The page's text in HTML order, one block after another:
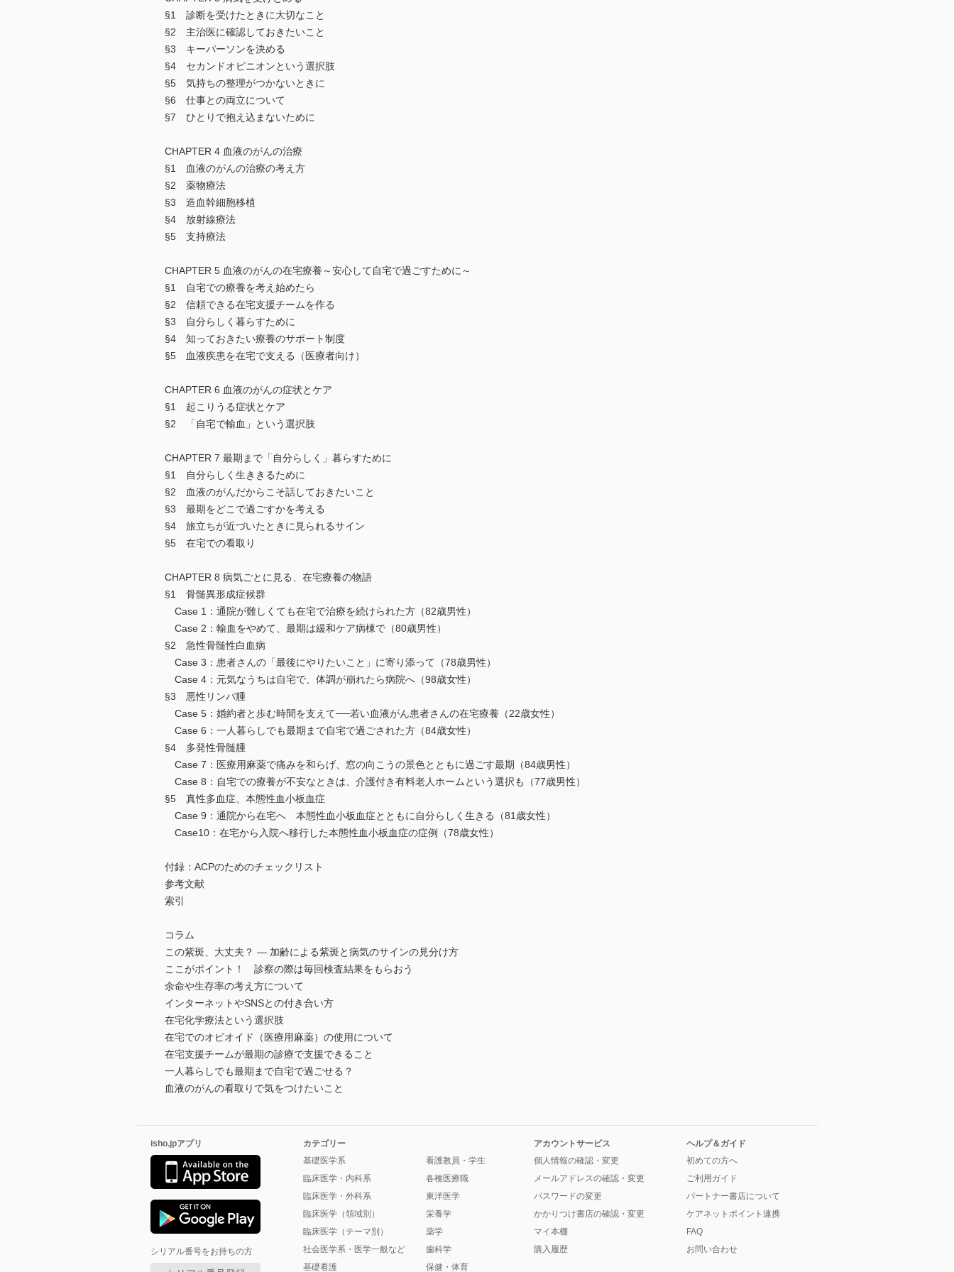
§1 診断を受けたときに大切なこと
§2 主治医に確認しておきたいこと
§3 キーパーソンを決める
§4 セカンドオピニオンという選択肢
§5 気持ちの整理がつかないときに
§6 仕事との両立について
§7 ひとりで抱え込まないために
CHAPTER 4 血液のがんの治療
§1 血液のがんの治療の考え方
§2 薬物療法
§3 造血幹細胞移植
§4 放射線療法
§5 支持療法
CHAPTER 5 血液のがんの在宅療養～安心して自宅で過ごすために～
§1 自宅での療養を考え始めたら
§2 信頼できる在宅支援チームを作る
§3 自分らしく暮らすために
§4 知っておきたい療養のサポート制度
§5 血液疾患を在宅で支える（医療者向け）
CHAPTER 6 血液のがんの症状とケア
§1 起こりうる症状とケア
§2 「自宅で輸血」という選択肢
CHAPTER 7 最期まで「自分らしく」暮らすために
§1 自分らしく生ききるために
§2 血液のがんだからこそ話しておきたいこと
§3 最期をどこで過ごすかを考える
§4 旅立ちが近づいたときに見られるサイン
§5 在宅での看取り
CHAPTER 8 病気ごとに見る、在宅療養の物語
§1 骨髄異形成症候群
Case 1：通院が難しくても在宅で治療を続けられた方（82歳男性）
Case 2：輸血をやめて、最期は緩和ケア病棟で（80歳男性）
§2 急性骨髄性白血病
Case 3：患者さんの「最後にやりたいこと」に寄り添って（78歳男性）
Case 4：元気なうちは自宅で、体調が崩れたら病院へ（98歳女性）
§3 悪性リンパ腫
Case 5：婚約者と歩む時間を支えて──若い血液がん患者さんの在宅療養（22歳女性）
Case 6：一人暮らしでも最期まで自宅で過ごされた方（84歳女性）
§4 多発性骨髄腫
Case 7：医療用麻薬で痛みを和らげ、窓の向こうの景色とともに過ごす最期（84歳男性）
Case 8：自宅での療養が不安なときは、介護付き有料老人ホームという選択も（77歳男性）
§5 真性多血症、本態性血小板血症
Case 9：通院から在宅へ 本態性血小板血症とともに自分らしく生きる（81歳女性）
Case10：在宅から入院へ移行した本態性血小板血症の症例（78歳女性）
付録：ACPのためのチェックリスト
参考文献
索引
コラム
この紫斑、大丈夫？ ― 加齢による紫斑と病気のサインの見分け方
ここがポイント！ 診察の際は毎回検査結果をもらおう
余命や生存率の考え方について
インターネットやSNSとの付き合い方
在宅化学療法という選択肢
在宅でのオピオイド（医療用麻薬）の使用について
在宅支援チームが最期の診療で支援できること
一人暮らしでも最期まで自宅で過ごせる？
血液のがんの看取りで気をつけたいこと
isho.jpアプリ
シリアル番号をお持ちの方
カテゴリー
基礎医学系
臨床医学・内科系
臨床医学・外科系
臨床医学（領域別）
臨床医学（テーマ別）
社会医学系・医学一般など
基礎看護
看護教員・学生
各種医療職
東洋医学
栄養学
薬学
歯科学
保健・体育
アカウントサービス
個人情報の確認・変更
メールアドレスの確認・変更
パスワードの変更
かかりつけ書店の確認・変更
マイ本棚
購入履歴
ヘルプ＆ガイド
初めての方へ
ご利用ガイド
パートナー書店について
ケアネットポイント連携
FAQ
お問い合わせ